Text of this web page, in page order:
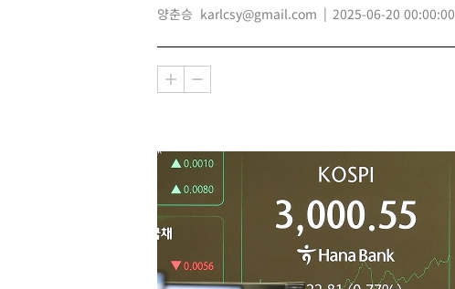
양춘승 karlcsy@gmail.com 2025-06-20 00:00:00